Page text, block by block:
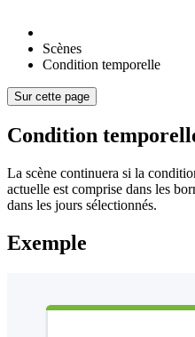
Scènes
Condition temporelle
Sur cette page
Condition
La scène continuera si la
actuelle est comprise dans les
dans les jours sélectionnés.
Exemple